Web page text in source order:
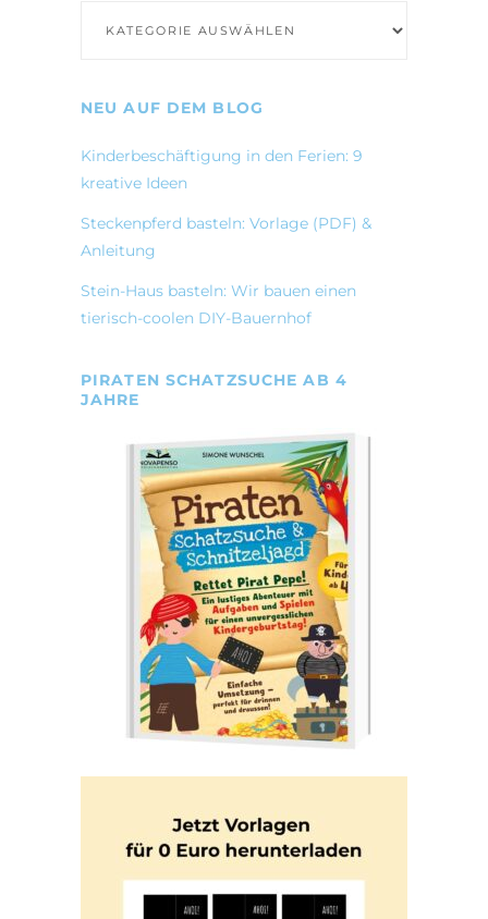
NEU AUF DEM BLOG
Kinderbeschäftigung in den Ferien: 9
kreative Ideen
Steckenpferd basteln: Vorlage (PDF) &
Anleitung
Stein-Haus basteln: Wir bauen einen
tierisch-coolen DIY-Bauernhof
PIRATEN SCHATZSUCHE AB 4
JAHRE